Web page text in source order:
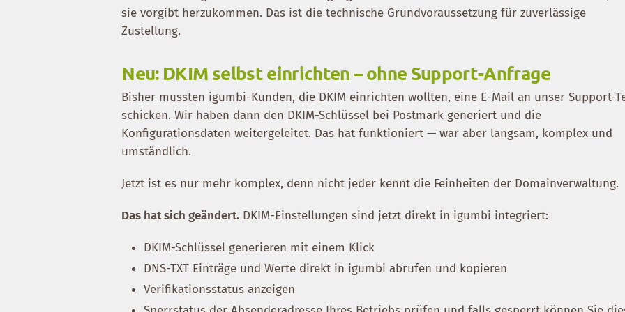
sie vorgibt herzukommen. Das ist die technische Grundvoraussetzung für zuverlässige
Zustellung.
Neu: DKIM selbst einrichten – ohne Support-Anfrage
Bisher mussten igumbi-Kunden, die DKIM einrichten wollten, eine E-Mail an unser Support-
schicken. Wir haben dann den DKIM-Schlüssel bei Postmark generiert und die
Konfigurationsdaten weitergeleitet. Das hat funktioniert — war aber langsam, komplex und
umständlich.
Jetzt ist es nur mehr komplex, denn nicht jeder kennt die Feinheiten der Domainverwaltung.
Das hat sich geändert. DKIM-Einstellungen sind jetzt direkt in igumbi integriert:
DKIM-Schlüssel generieren mit einem Klick
DNS-TXT Einträge und Werte direkt in igumbi abrufen und kopieren
Verifikationsstatus anzeigen